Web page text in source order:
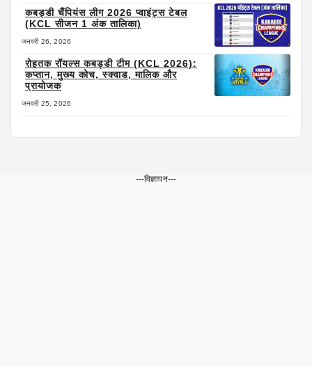
कबड्डी चैंपियंस लीग 2026 प्वाइंट्स टेबल
(KCL सीजन 1 अंक तालिका)
जनवरी 26, 2026
रोहतक रॉयल्स कबड्डी टीम (KCL 2026):
कप्तान, मुख्य कोच, स्क्वाड, मालिक और
प्रायोजक
जनवरी 25, 2026
---विज्ञापन---